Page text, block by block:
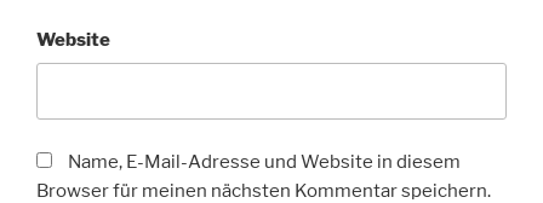
Website
Name, E-Mail-Adresse und Website in diesem
Browser für meinen nächsten Kommentar speichern.